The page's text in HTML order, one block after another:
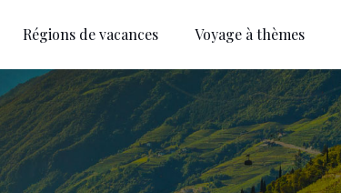
Régions de vacances Voyage à thèmes